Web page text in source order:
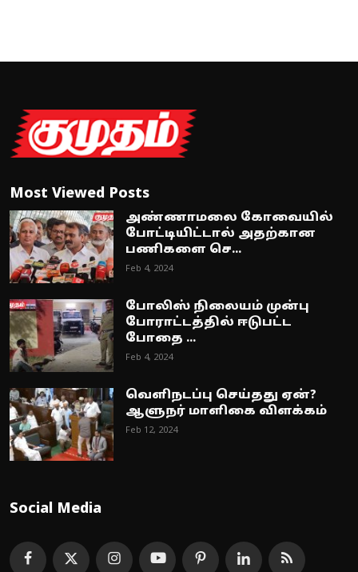
Most Viewed Posts
அண்ணாமலை கோவையில்
போட்டியிட்டால் அதற்கான
பணிகளை செ...
Feb 4, 2024
போலிஸ் நிலையம் முன்பு
போராட்டத்தில் ஈடுபட்ட
போதை ...
Feb 4, 2024
வெளிநடப்பு செய்தது ஏன்?
ஆளுநர் மாளிகை விளக்கம்
Feb 12, 2024
Social Media